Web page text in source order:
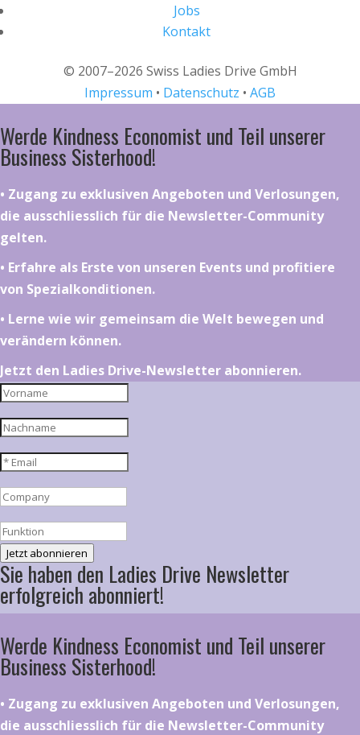
Jobs
Kontakt
© 2007–2026 Swiss Ladies Drive GmbH
Impressum • Datenschutz • AGB
Werde Kindness Economist und Teil unserer
Business Sisterhood!
•⁠ ⁠⁠Zugang zu exklusiven Angeboten und Verlosungen,
die ausschliesslich für die Newsletter-Community
gelten.
•⁠ ⁠⁠Erfahre als Erste von unseren Events und profitiere
von Spezialkonditionen.
•⁠ ⁠⁠Lerne wie wir gemeinsam die Welt bewegen und
verändern können.
Jetzt den Ladies Drive-Newsletter abonnieren.
Jetzt abonnieren
Sie haben den Ladies Drive Newsletter
erfolgreich abonniert!
Werde Kindness Economist und Teil unserer
Business Sisterhood!
•⁠ ⁠⁠Zugang zu exklusiven Angeboten und Verlosungen,
die ausschliesslich für die Newsletter-Community